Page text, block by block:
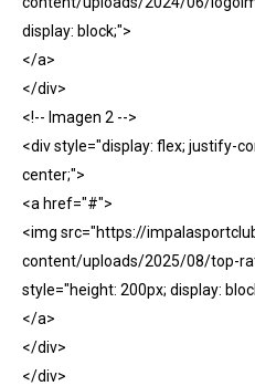
display: block;">
</a>
</div>
<!-- Imagen 2 -->
<div style="display: flex; justify-
center;">
<a href="#">
<img src="https://
content/uploads/2025/08/top-
style="height: 200px; display:
</a>
</div>
</div>